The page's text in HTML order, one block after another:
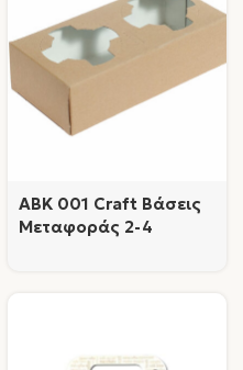
AΒΚ 001 Craft Βάσεις
Μεταφοράς 2-4